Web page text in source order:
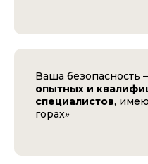
Ваша безопасность
опытных и
специалистов,
горах»